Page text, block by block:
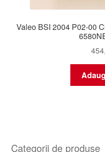
Valeo BSI 2004 P02-00
Categorii de produse